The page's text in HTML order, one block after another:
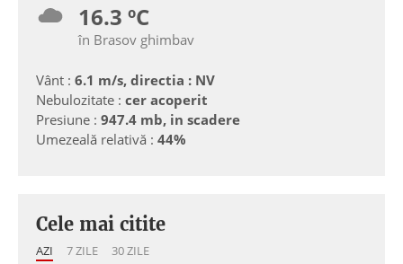
16.3 ºC
în Brasov ghimbav
Vânt : 6.1 m/s, directia : NV
Nebulozitate : cer acoperit
Presiune : 947.4 mb, in scadere
Umezeală relativă : 44%
Cele mai citite
AZI 7 ZILE 30 ZILE